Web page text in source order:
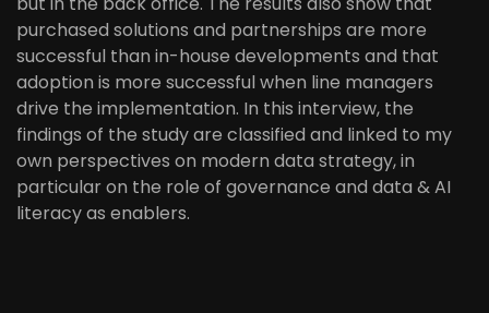
purchased solutions and partnerships are more
successful than in-house developments and that
adoption is more successful when line managers
drive the implementation. In this interview, the
findings of the study are classified and linked to my
own perspectives on modern data strategy, in
particular on the role of governance and data & AI
literacy as enablers.